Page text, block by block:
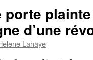
porte
d’une
Lahaye